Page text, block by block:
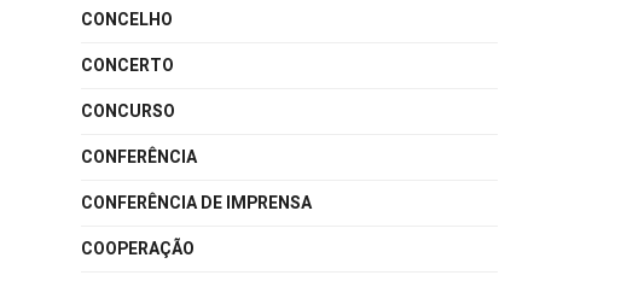
CONCELHO
CONCERTO
CONCURSO
CONFERÊNCIA
CONFERÊNCIA DE IMPRENSA
COOPERAÇÃO